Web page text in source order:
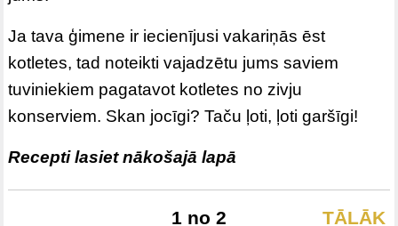
Ja tava ģimene ir iecienījusi vakariņās ēst
kotletes, tad noteikti vajadzētu jums saviem
tuviniekiem pagatavot kotletes no zivju
konserviem. Skan jocīgi? Taču ļoti, ļoti garšīgi!
Recepti lasiet nākošajā lapā
TĀLĀK
1 no 2